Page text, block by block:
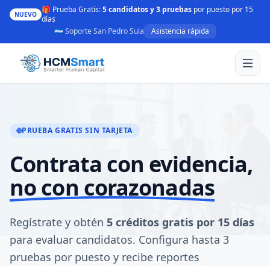
NUEVO 🎁 Prueba Gratis:5 candidatos y 3 pruebas por puesto por 15
días
🇭🇳 Soporte San Pedro Sula
Asistencia rápida
PRUEBA GRATIS SIN TARJETA
Contrata con evidencia,
no con corazonadas
Regístrate y obtén 5 créditos gratis por 15 días
para evaluar candidatos. Configura hasta 3
pruebas por puesto y recibe reportes